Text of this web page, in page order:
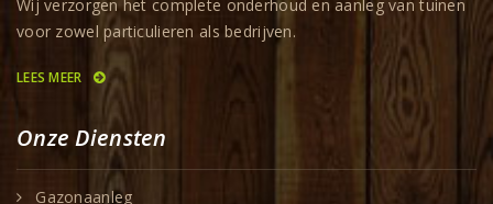
Wij verzorgen het complete onderhoud en aanleg van tuinen
voor zowel particulieren als bedrijven.
LEES MEER
Onze Diensten
Gazonaanleg